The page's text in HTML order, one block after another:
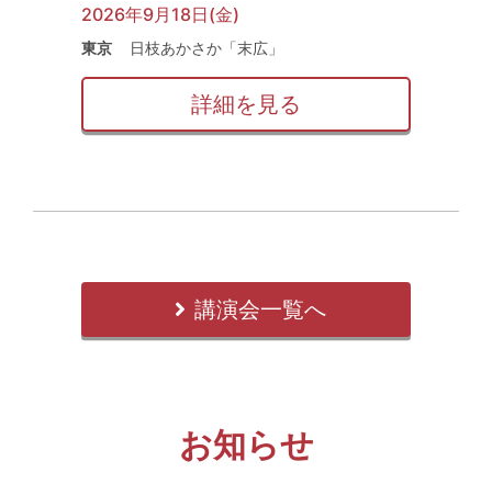
2026年9月18日(金)
東京 日枝あかさか「末広」
詳細を見る
講演会一覧へ
お知らせ